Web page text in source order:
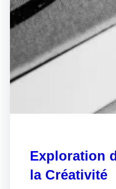
Exploration
la Créativité